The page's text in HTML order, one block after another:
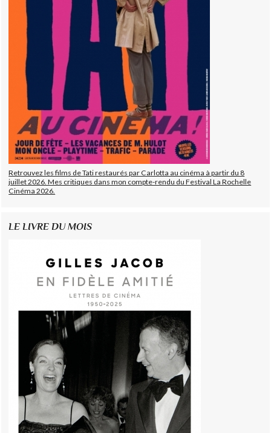
Retrouvez les films de Tati restaurés par Carlotta au cinéma à partir du 8
juillet 2026. Mes critiques dans mon compte-rendu du Festival La Rochelle
Cinéma 2026.
LE LIVRE DU MOIS